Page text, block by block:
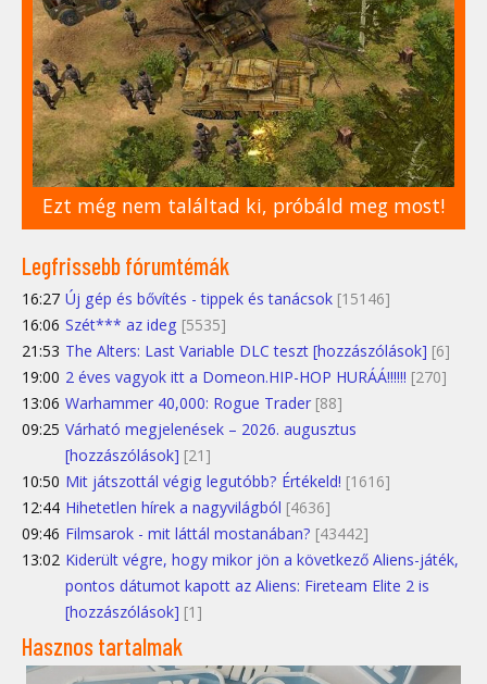
Ezt még nem találtad ki, próbáld meg most!
Legfrissebb fórumtémák
16:27 Új gép és bővítés - tippek és tanácsok [15146]
16:06 Szét*** az ideg [5535]
21:53 The Alters: Last Variable DLC teszt [hozzászólások] [6]
19:00 2 éves vagyok itt a Domeon.HIP-HOP HURÁÁ!!!!!! [270]
13:06 Warhammer 40,000: Rogue Trader [88]
09:25 Várható megjelenések – 2026. augusztus
[hozzászólások] [21]
10:50 Mit játszottál végig legutóbb? Értékeld! [1616]
12:44 Hihetetlen hírek a nagyvilágból [4636]
09:46 Filmsarok - mit láttál mostanában? [43442]
13:02 Kiderült végre, hogy mikor jön a következő Aliens-játék,
pontos dátumot kapott az Aliens: Fireteam Elite 2 is
[hozzászólások] [1]
Hasznos tartalmak